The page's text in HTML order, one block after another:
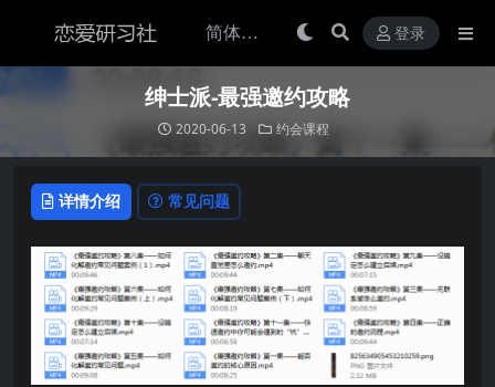
登录
绅士派-最强邀约攻略
2020-06-13 约会课程
详情介绍 常见问题